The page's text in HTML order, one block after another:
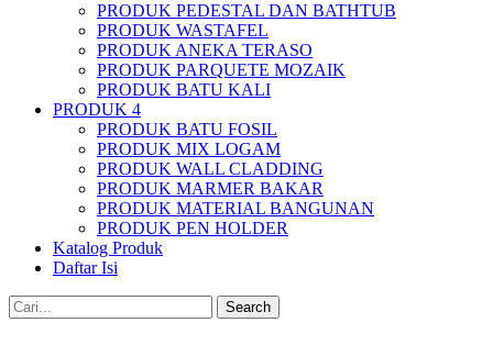
PRODUK PEDESTAL DAN BATHTUB
PRODUK WASTAFEL
PRODUK ANEKA TERASO
PRODUK PARQUETE MOZAIK
PRODUK BATU KALI
PRODUK 4
PRODUK BATU FOSIL
PRODUK MIX LOGAM
PRODUK WALL CLADDING
PRODUK MARMER BAKAR
PRODUK MATERIAL BANGUNAN
PRODUK PEN HOLDER
Katalog Produk
Daftar Isi
Search